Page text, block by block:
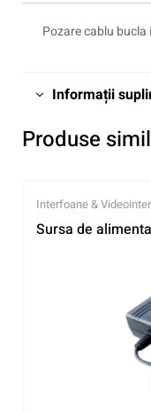
Pozare cablu
Informații
Produse
Interfoane &
Sursa de